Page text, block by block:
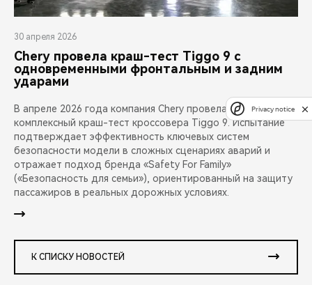
30 апреля 2026
Chery провела краш-тест Tiggo 9 с
одновременными фронтальным и задним
ударами
В апреле 2026 года компания Chery провела публичный
комплексный краш-тест кроссовера Tiggo 9. Испытание
подтверждает эффективность ключевых систем
безопасности модели в сложных сценариях аварий и
отражает подход бренда «Safety For Family»
(«Безопасность для семьи»), ориентированный на защиту
пассажиров в реальных дорожных условиях.
К СПИСКУ НОВОСТЕЙ
Privacy notice